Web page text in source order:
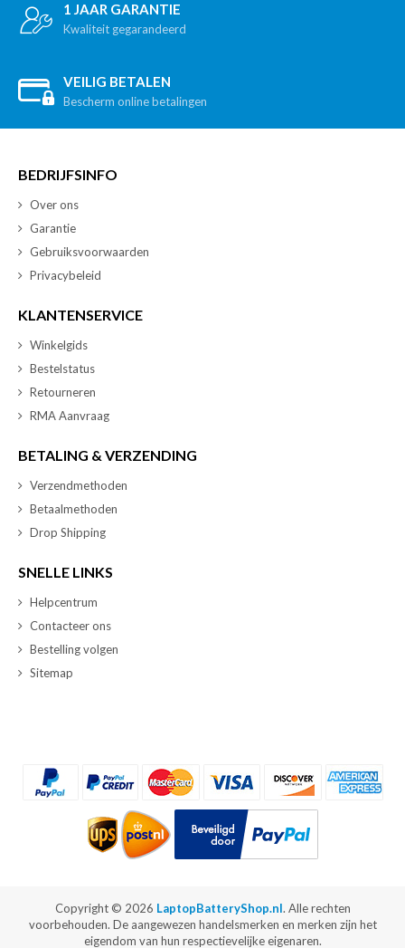
1 JAAR GARANTIE
Kwaliteit gegarandeerd
VEILIG BETALEN
Bescherm online betalingen
BEDRIJFSINFO
Over ons
Garantie
Gebruiksvoorwaarden
Privacybeleid
KLANTENSERVICE
Winkelgids
Bestelstatus
Retourneren
RMA Aanvraag
BETALING & VERZENDING
Verzendmethoden
Betaalmethoden
Drop Shipping
SNELLE LINKS
Helpcentrum
Contacteer ons
Bestelling volgen
Sitemap
Copyright © 2026 LaptopBatteryShop.nl. Alle rechten
voorbehouden. De aangewezen handelsmerken en merken zijn het
eigendom van hun respectievelijke eigenaren.